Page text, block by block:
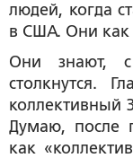
людей, когда
в США. Они как
Они знают,
столкнутся.
коллективный
Думаю, после
как